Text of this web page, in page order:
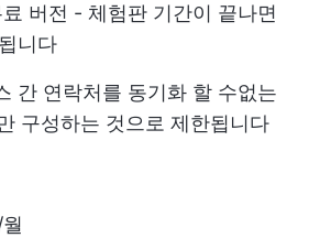
버전 - 체험판 기간이 끝나면
니다
간 연락처를 동기화 할 수없는
구성하는 것으로 제한됩니다